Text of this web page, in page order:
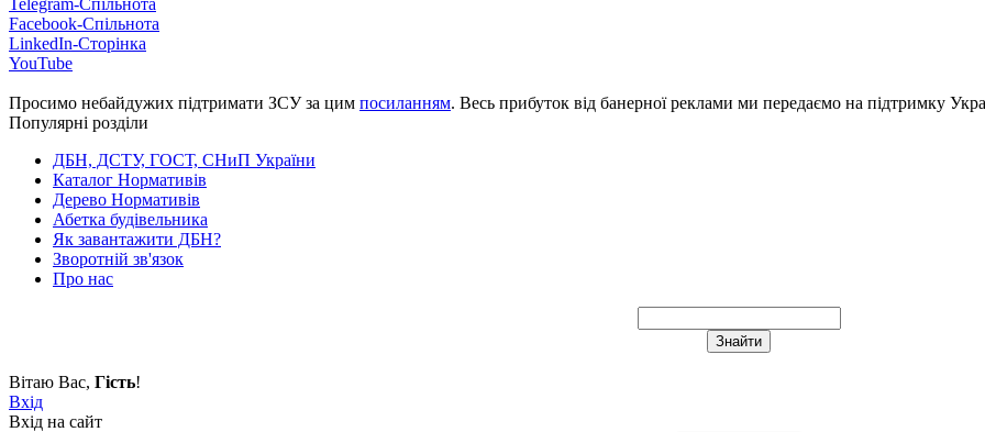
Facebook-Спільнота
LinkedIn-Сторінка
YouTube
Просимо небайдужих підтримати ЗСУ за цим посиланням. Весь прибуток від банерної реклами ми передаємо на підтримку
Популярні розділи
ДБН, ДСТУ, ГОСТ, СНиП України
Каталог Нормативів
Дерево Нормативів
Абетка будівельника
Як завантажити ДБН?
Зворотній зв'язок
Про нас
Вітаю Вас, Гість!
Вхід
Вхід на сайт